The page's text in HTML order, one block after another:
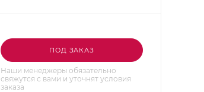
ПОД ЗАКАЗ
Наши менеджеры обязательно
свяжутся с вами и уточнят условия
заказа